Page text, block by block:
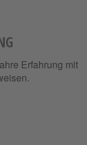
Erfahrung mit